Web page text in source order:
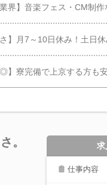
業界】音楽フェス・CM制
さ】月7～10日休み！土日
◎】寮完備で上京する方も
。
求
仕事内容